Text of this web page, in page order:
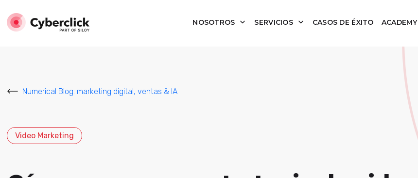
NOSOTROS SERVICIOS CASOS DE ÉXITO ACADEMY
Numerical Blog: marketing digital, ventas & IA
Video Marketing